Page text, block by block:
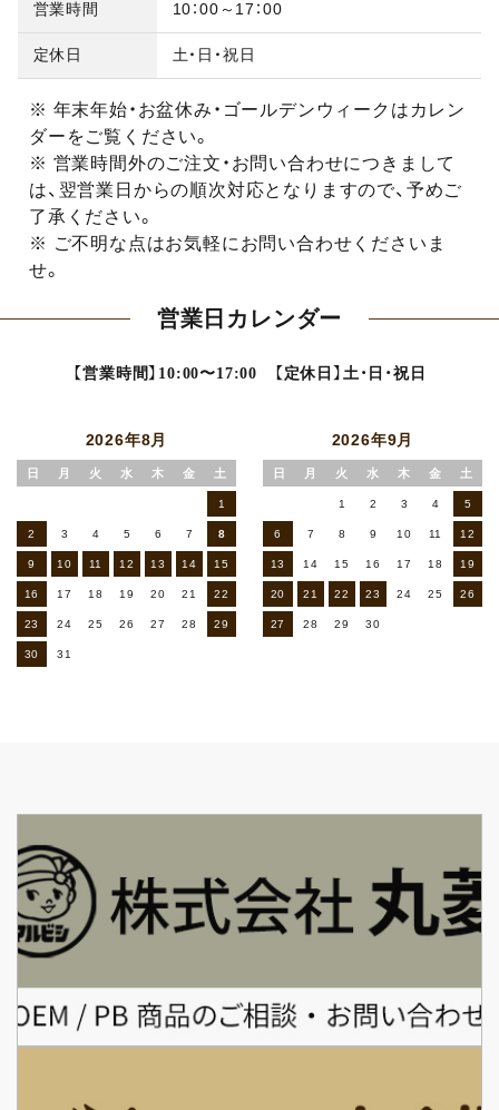
営業時間 10：00～17：00
定休日 土・日・祝日
※ 年末年始・お盆休み・ゴールデンウィークはカレン
ダーをご覧ください。
※ 営業時間外のご注文・お問い合わせにつきまして
は、翌営業日からの順次対応となりますので、予めご
了承ください。
※ ご不明な点はお気軽にお問い合わせくださいま
せ。
営業日カレンダー
【営業時間】10:00〜17:00 【定休日】土・日・祝日
2026年8月
日 月 火 水 木 金 土
1
2 3 4 5 6 7 8
9 10 11 12 13 14 15
16 17 18 19 20 21 22
23 24 25 26 27 28 29
30 31
2026年9月
日 月 火 水 木 金 土
1 2 3 4 5
6 7 8 9 10 11 12
13 14 15 16 17 18 19
20 21 22 23 24 25 26
27 28 29 30